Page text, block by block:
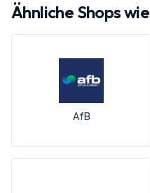
Ähnliche Shops wie
AfB